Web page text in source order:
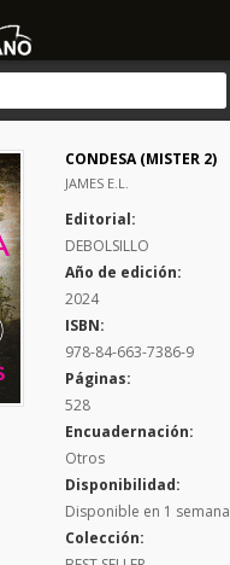
CONDESA (MISTER 2)
JAMES E.L.
Editorial:
DEBOLSILLO
Año de edición:
2024
ISBN:
978-84-663-7386-9
Páginas:
528
Encuadernación:
Otros
Disponibilidad:
Disponible en 1 semana
Colección: